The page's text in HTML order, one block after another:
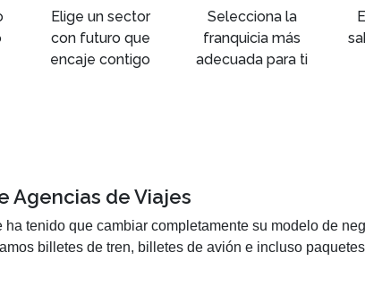
Elige un sector
con futuro que
encaje contigo
Selecciona la
franquicia más
adecuada para ti
Agencias de Viajes
ha tenido que cambiar completamente su modelo de
billetes de tren, billetes de avión e incluso